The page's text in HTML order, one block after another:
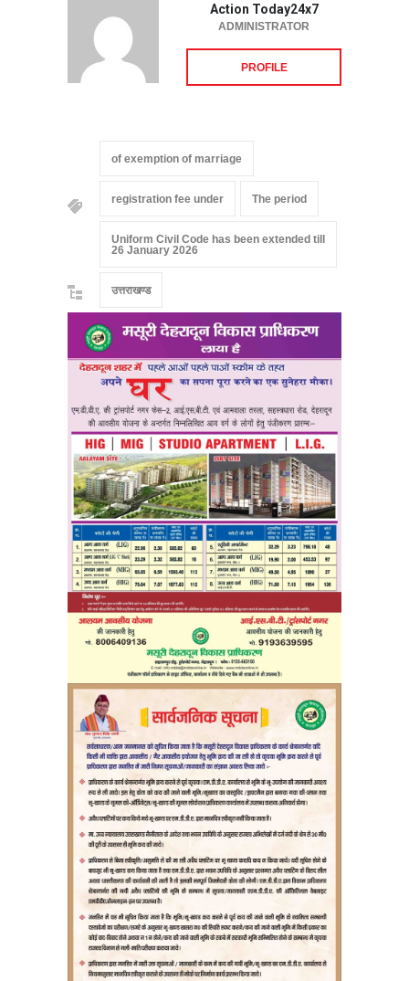
Action Today24x7
ADMINISTRATOR
PROFILE
of exemption of marriage
registration fee under The period
Uniform Civil Code has been extended till
26 January 2026
उत्तराखण्ड